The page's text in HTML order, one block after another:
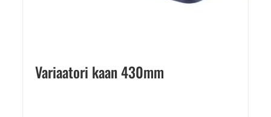
Variaatori kaan 430mm